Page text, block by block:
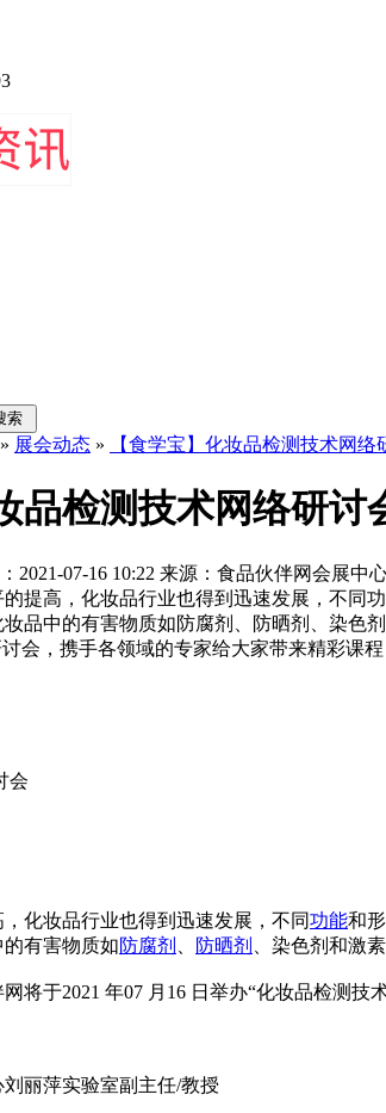
» 展会动态 » 【食学宝】化妆品检测技术网络
品检测技术网络研讨
2021-07-16 10:22 来源：食品伙伴网会展中
提高，化妆品行业也得到迅速发展，不同
品中的有害物质如防腐剂、防晒剂、染色
会，携手各领域的专家给大家带来精彩课程
会
妆品行业也得到迅速发展，不同功能和
有害物质如防腐剂 防晒剂 、染色剂和激
于2021 年07 月16 日举办“化妆品检测技
丽萍实验室副主任/教授